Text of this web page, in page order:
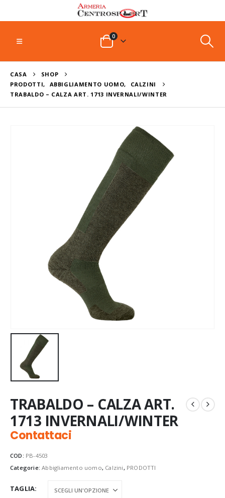
0
CASA
SHOP
PRODOTTI, ABBIGLIAMENTO UOMO,
CALZINI
TRABALDO – CALZA ART. 1713 INVERNALI/WINTER
TRABALDO – CALZA ART.
1713 INVERNALI/WINTER
Contattaci
COD: PB-4503
Categorie:Abbigliamento uomo, Calzini , PRODOTTI
TAGLIA